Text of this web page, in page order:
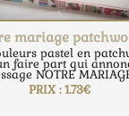
mariage
pastel en
faire part qui
NOTRE
PRIX : 1.73€